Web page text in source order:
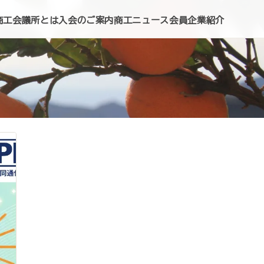
工会議所とは入会のご案内商工ニュース会員企業紹介